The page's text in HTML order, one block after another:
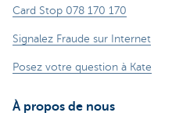
Card Stop 078 170 170
Signalez Fraude sur Internet
Posez votre question à Kate
À propos de nous